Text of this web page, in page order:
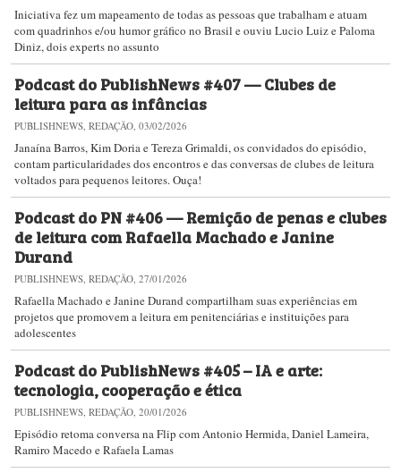
Iniciativa fez um mapeamento de todas as pessoas que trabalham e atuam
com quadrinhos e/ou humor gráfico no Brasil e ouviu Lucio Luiz e Paloma
Diniz, dois experts no assunto
Podcast do PublishNews #407 — Clubes de
leitura para as infâncias
PUBLISHNEWS, REDAÇÃO, 03/02/2026
Janaína Barros, Kim Doria e Tereza Grimaldi, os convidados do episódio,
contam particularidades dos encontros e das conversas de clubes de leitura
voltados para pequenos leitores. Ouça!
Podcast do PN #406 — Remição de penas e clubes
de leitura com Rafaella Machado e Janine
Durand
PUBLISHNEWS, REDAÇÃO, 27/01/2026
Rafaella Machado e Janine Durand compartilham suas experiências em
projetos que promovem a leitura em penitenciárias e instituições para
adolescentes
Podcast do PublishNews #405 – IA e arte:
tecnologia, cooperação e ética
PUBLISHNEWS, REDAÇÃO, 20/01/2026
Episódio retoma conversa na Flip com Antonio Hermida, Daniel Lameira,
Ramiro Macedo e Rafaela Lamas